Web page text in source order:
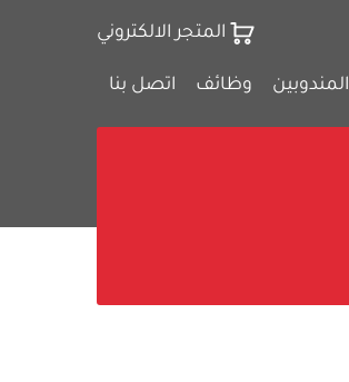
المتجر الالكتروني
المندوبين وظائف اتصل بنا